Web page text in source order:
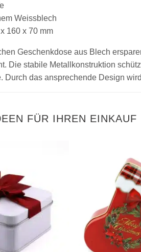
Weissblech
160 x 70 mm
Geschenkdose aus Blech
Die stabile Metallkonstruktion
Durch das ansprechende Design
FÜR IHREN EINKAUF